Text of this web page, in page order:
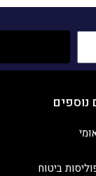
נוספים
ביטוח